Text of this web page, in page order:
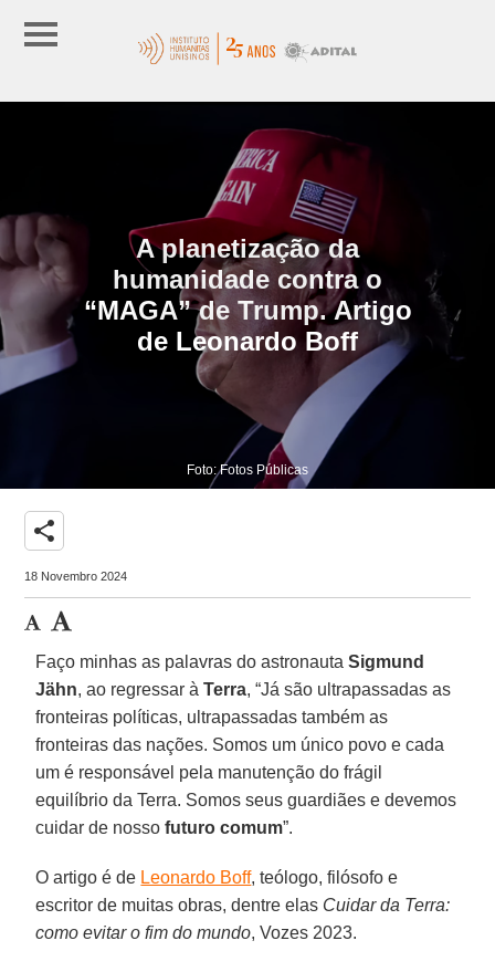
A planetização da
humanidade contra o
“MAGA” de Trump. Artigo
de Leonardo Boff
Foto: Fotos Públicas
share
18 Novembro 2024
Faço minhas as palavras do astronautaSigmund
Jähn, ao regressar àTerra, “Já são ultrapassadas as
fronteiras políticas, ultrapassadas também as
fronteiras das nações. Somos um único povo e cada
um é responsável pela manutenção do frágil
equilíbrio da Terra. Somos seus guardiães e devemos
cuidar de nossofuturo comum”.
O artigo é de Leonardo Boff, teólogo, filósofo e
escritor de muitas obras, dentre elas Cuidar da Terra:
como evitar o fim do mundo, Vozes 2023.